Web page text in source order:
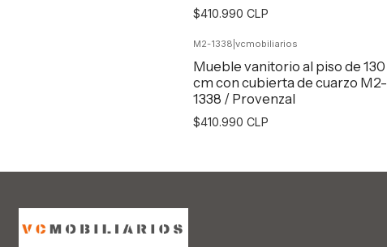
$410.990 CLP
M2-1338 vcmobiliarios
Mueble vanitorio al piso de 130
cm con cubierta de cuarzo M2-
1338 / Provenzal
$410.990 CLP